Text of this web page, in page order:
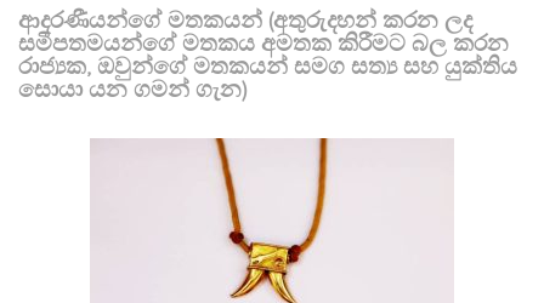
ආදරණීයන්ගේ මතකයන් (අතුරුදහන් කරන ලද
සමීපතමයන්ගේ මතකය අමතක කිරීමට බල කරන
රාජ්‍යක, ඔවුන්ගේ මතකයන් සමග සත්‍ය සහ යුක්තිය
සොයා යන ගමන් ගැන)